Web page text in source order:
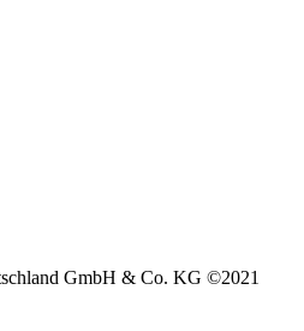
GmbH & Co. KG ©2021